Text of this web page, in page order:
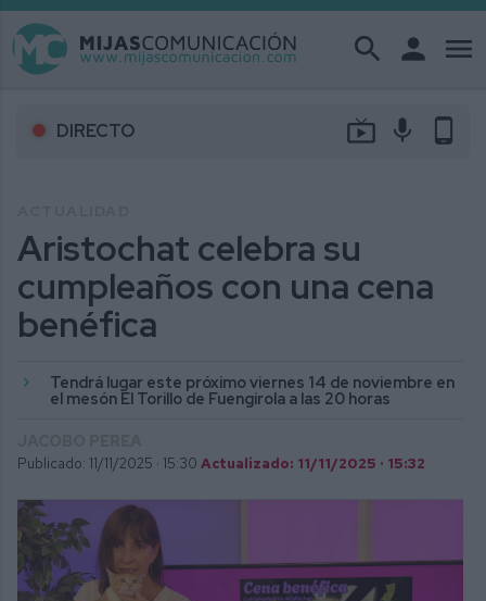
search person menu
DIRECTO live_tv mic phone_android
Aristochat celebra su
cumpleaños con una cena
benéfica
Tendrá lugar este próximo viernes 14 de noviembre en
el mesón El Torillo de Fuengirola a las 20 horas
Publicado: 11/11/2025 · 15:30 Actualizado: 11/11/2025 · 15:32